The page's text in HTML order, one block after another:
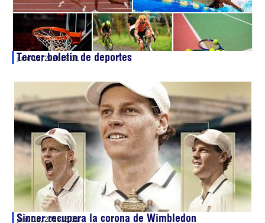
Tercer boletín de deportes
julio 12, 202618:01
Sinner recupera la corona de Wimbledon
julio 12, 202616:31